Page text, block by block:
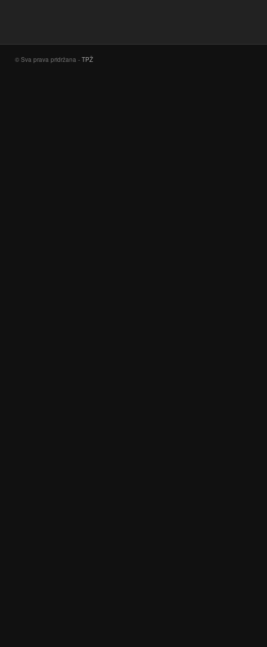
© Sva prava pridržana - TPŽ